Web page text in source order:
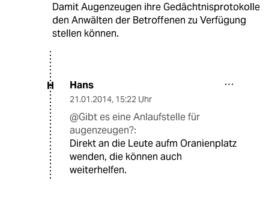
Damit Augenzeugen ihre Gedächtnisprotokolle
den Anwälten der Betroffenen zu Verfügung
stellen können.
H Hans
21.01.2014, 15:22 Uhr
@Gibt es eine Anlaufstelle für
augenzeugen?:
Direkt an die Leute aufm Oranienplatz
wenden, die können auch
weiterhelfen.